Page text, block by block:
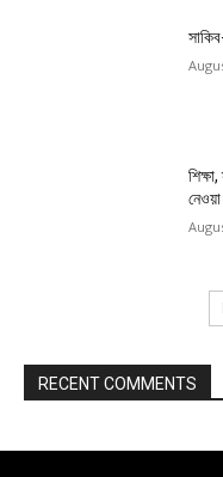
RECENT COMMENTS